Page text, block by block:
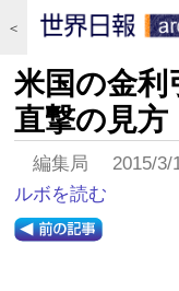
＜
米国の金利
直撃の見方
編集局 2015/
ルボを読む